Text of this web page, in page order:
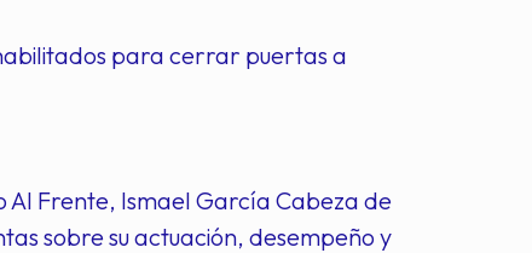
para cerrar puertas a
Al Frente, Ismael García Cabeza de
sobre su actuación, desempeño y